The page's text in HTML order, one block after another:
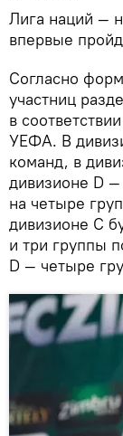
Лига наций —
впервые
Согласно
участниц
в
УЕФА. В
команд, в
дивизионе D
на четыре
дивизионе С
и три группы
D — четыре